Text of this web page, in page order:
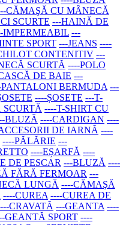
CĂMAŞĂ CU MÂNECĂ
SCURTE ---HAINĂ DE
IMPERMEABIL ---
SPORT ---JEANS ----
CONTENITIV ---
SCURTĂ ----POLO
DE BAIE ---
PANTALONI BERMUDA ---
----ȘOSETE ---T-
SCURTĂ ----T-SHIRT CU
BLUZĂ ----CARDIGAN ----
DE IARNĂ ----
----PĂLĂRIE ---
----EȘARFĂ ----
DE PESCAR ---BLUZĂ ----
FĂRĂ FERMOAR ---
LUNGĂ ----CĂMAŞĂ
----CUREA ----CUREA DE
CRAVATĂ ---GEANTA ----
GEANTĂ SPORT ----